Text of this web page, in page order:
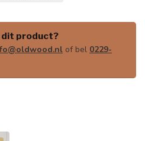
dit product?
of bel 0229-